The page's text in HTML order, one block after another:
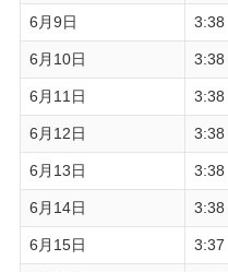
6月9日 3:38
6月10日 3:38
6月11日 3:38
6月12日 3:38
6月13日 3:38
6月14日 3:38
6月15日 3:37